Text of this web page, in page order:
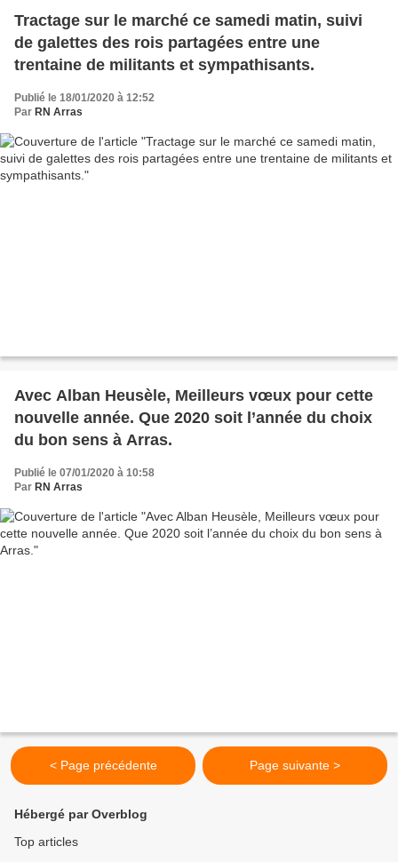
Tractage sur le marché ce samedi matin, suivi
de galettes des rois partagées entre une
trentaine de militants et sympathisants.
Publié le 18/01/2020 à 12:52
Par RN Arras
Avec Alban Heusèle, Meilleurs vœux pour cette
nouvelle année. Que 2020 soit l’année du choix
du bon sens à Arras.
Publié le 07/01/2020 à 10:58
Par RN Arras
< Page précédente Page suivante >
Hébergé par Overblog
Top articles